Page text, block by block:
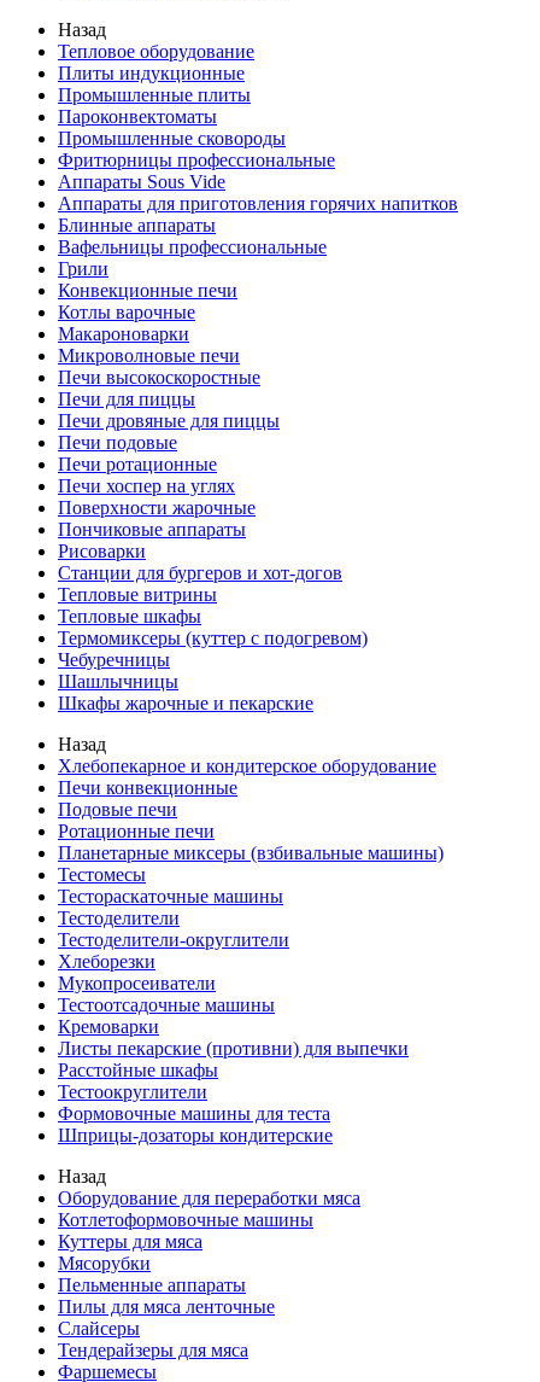
Назад
Тепловое оборудование
Плиты индукционные
Промышленные плиты
Пароконвектоматы
Промышленные сковороды
Фритюрницы профессиональные
Аппараты Sous Vide
Аппараты для приготовления горячих напитков
Блинные аппараты
Вафельницы профессиональные
Грили
Конвекционные печи
Котлы варочные
Макароноварки
Микроволновые печи
Печи высокоскоростные
Печи для пиццы
Печи дровяные для пиццы
Печи подовые
Печи ротационные
Печи хоспер на углях
Поверхности жарочные
Пончиковые аппараты
Рисоварки
Станции для бургеров и хот-догов
Тепловые витрины
Тепловые шкафы
Термомиксеры (куттер с подогревом)
Чебуречницы
Шашлычницы
Шкафы жарочные и пекарские
Назад
Хлебопекарное и кондитерское оборудование
Печи конвекционные
Подовые печи
Ротационные печи
Планетарные миксеры (взбивальные машины)
Тестомесы
Тестораскаточные машины
Тестоделители
Тестоделители-округлители
Хлеборезки
Мукопросеиватели
Тестоотсадочные машины
Кремоварки
Листы пекарские (противни) для выпечки
Расстойные шкафы
Тестоокруглители
Формовочные машины для теста
Шприцы-дозаторы кондитерские
Назад
Оборудование для переработки мяса
Котлетоформовочные машины
Куттеры для мяса
Мясорубки
Пельменные аппараты
Пилы для мяса ленточные
Слайсеры
Тендерайзеры для мяса
Фаршемесы